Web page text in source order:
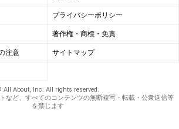
プライバシーポリシー
著作権・商標・免責
注意 サイトマップ
All About, Inc. All rights reserved.
など、すべてのコンテンツの無断複写・転載・公衆送信等
を禁じます